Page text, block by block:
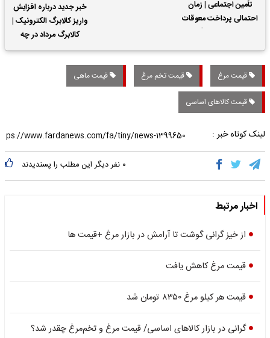
تأمین اجتماعی | زمان
احتمالی پرداخت معوقات
خبر جدید درباره افزایش
واریز کالابرگ الکترونیک |
کالابرگ مرداد در چه
تاریخی واریز خواهد شد؟
قیمت مرغ قیمت تخم مرغ قیمت ماهی
قیمت کالاهای اساسی
لینک کوتاه خبر :
۰ نفر دیگر این مطلب را پسندیدند
اخبار مرتبط
از خیز‌ گرانی گوشت تا آرامش در بازار مرغ +قیمت ها
قیمت مرغ کاهش یافت
قیمت هر کیلو مرغ ۸۳۵۰ تومان شد
گرانی در بازار کالاهای اساسی/ قیمت مرغ و تخم‌مرغ چقدر شد؟